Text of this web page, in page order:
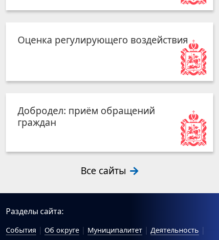
Оценка регулирующего воздействия
Добродел: приём обращений
граждан
Все сайты
Разделы сайта:
События Об округе Муниципалитет
Деятельность